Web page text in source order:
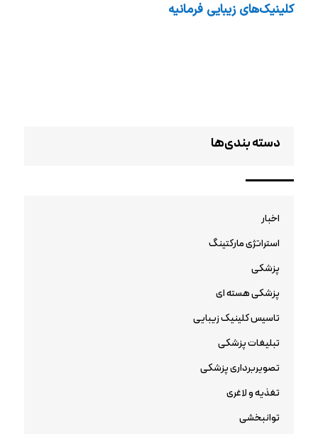
کلینیک‌های زیبایی فرمانیه
دسته بندی‌ها
اخبار
استراتژی مارکتینگ
پزشکی
پزشکی هسته ای
تاسیس کلینیک زیبایی
تبلیغات پزشکی
تصویربرداری پزشکی
تغذیه و لاغری
توانبخشی